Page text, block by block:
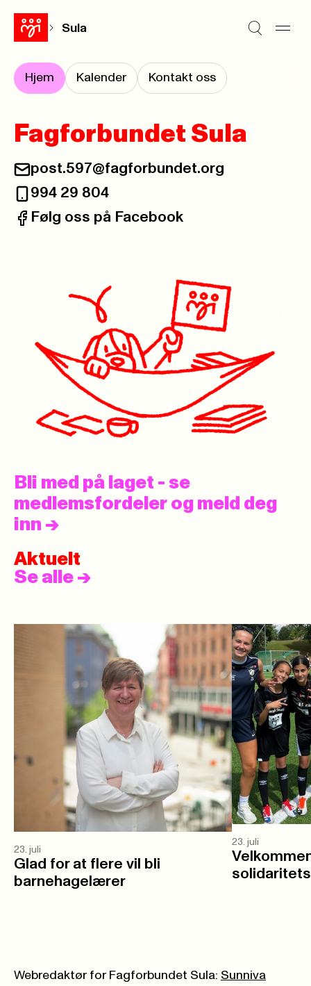
Sula
Hjem Kalender Kontakt oss
Fagforbundet Sula
E-post:
post.597@fagforbundet.org
Telefon:
994 29 804
Facebook:
Følg oss på Facebook
Bli med på laget - se
medlemsfordeler og meld deg
inn ->
Aktuelt
Se alle ->
23. juli
Glad for at flere vil bli
barnehagelærer
23. juli
Webredaktør for Fagforbundet Sula: Sunniva